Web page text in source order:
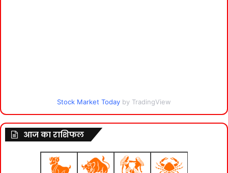
Stock Market Today by TradingView
आज का राशिफल